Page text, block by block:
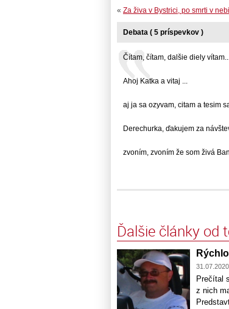
« Za živa v Bystrici, po smrti v
Debata ( 5 príspevkov )
Čítam, čítam, dalšie diely
Ahoj Katka a vitaj ...
aj ja sa ozyvam, citam a tesim
Derechurka, ďakujem za
zvoním, zvoním že som živá
Ďalšie články od
31.07.2020
Prečítal
z nich